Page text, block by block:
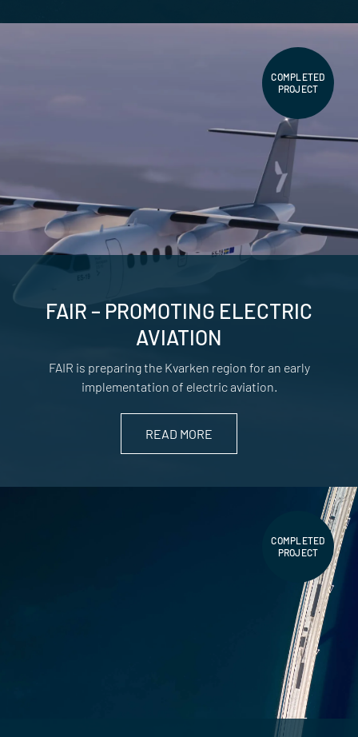
COMPLETED
PROJECT
FAIR – PROMOTING ELECTRIC
AVIATION
FAIR is preparing the Kvarken region for an early
implementation of electric aviation.
READ MORE
COMPLETED
PROJECT